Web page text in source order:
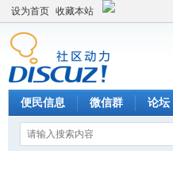
设为首页 收藏本站
便民信息 微信群 论坛